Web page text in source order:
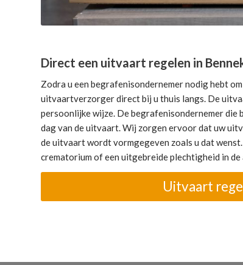
Direct een uitvaart regelen in
Zodra u een begrafenisondernemer nodig hebt
uitvaartverzorger direct bij u thuis langs. De
persoonlijke wijze. De begrafenisondernemer die
dag van de uitvaart. Wij zorgen ervoor dat uw
de uitvaart wordt vormgegeven zoals u dat
crematorium of een uitgebreide plechtigheid in de
Uitvaart